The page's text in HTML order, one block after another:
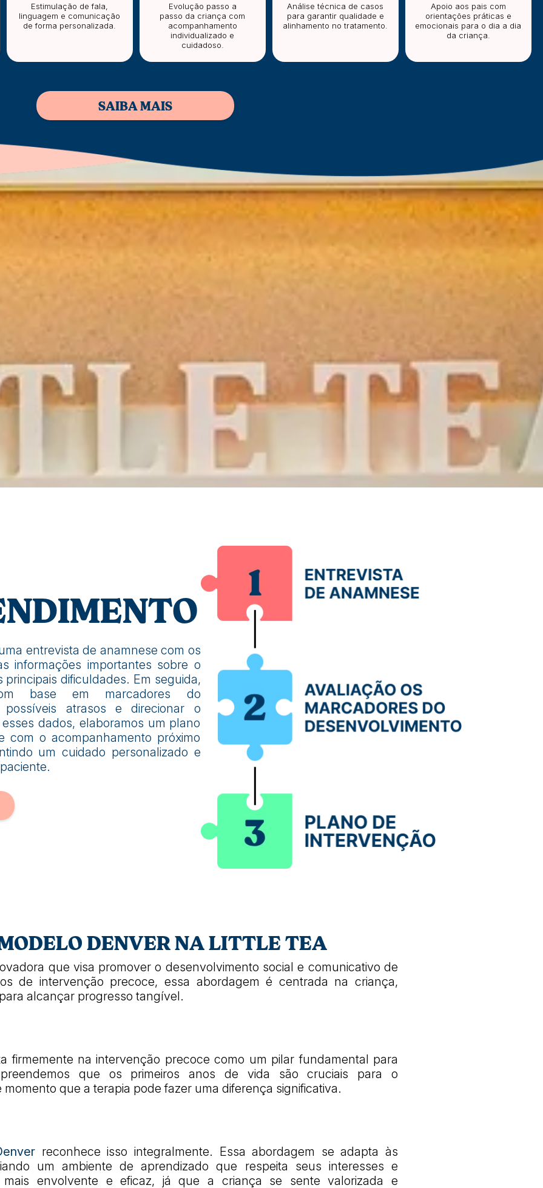
Estimulação de fala,
linguagem e comunicação
de forma personalizada.
Evolução passo a
passo da criança com
acompanhamento
individualizado e
cuidadoso.
Análise técnica de casos
para garantir qualidade e
alinhamento no tratamento.
Apoio aos pais com
orientações práticas e
emocionais para o dia a dia
da criança.
SAIBA MAIS
entrevista de anamnese com os
informações importantes sobre o
dificuldades. Em seguida,
base em marcadores do
possíveis atrasos e direcionar o
dados, elaboramos um plano
com o acompanhamento próximo
um cuidado personalizado e
DENVER NA LITTLE TEA
que visa promover o desenvolvimento social e comunicativo de
de intervenção precoce, essa abordagem é centrada na criança,
alcançar progresso tangível.
firmemente na intervenção precoce como um pilar fundamental para
que os primeiros anos de vida são cruciais para o
que a terapia pode fazer uma diferença significativa.
reconhece isso integralmente. Essa abordagem se adapta às
um ambiente de aprendizado que respeita seus interesses e
envolvente e eficaz, já que a criança se sente valorizada e